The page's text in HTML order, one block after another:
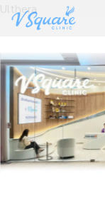
Ulthera